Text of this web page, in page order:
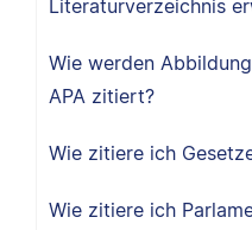
Literaturverzeichnis
Wie werden
APA zitiert?
Wie zitiere ich
Wie zitiere ich